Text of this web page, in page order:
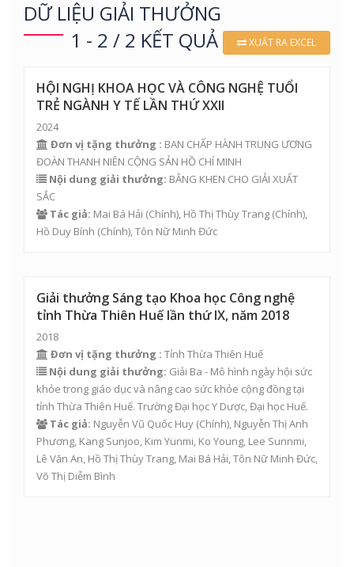
DỮ LIỆU GIẢI THƯỞNG
1 - 2 / 2 KẾT QUẢ
XUẤT RA EXCEL
HỘI NGHỊ KHOA HỌC VÀ CÔNG NGHỆ TUỔI
TRẺ NGÀNH Y TẾ LẦN THỨ XXII
2024
Đơn vị tặng thưởng : BAN CHẤP HÀNH TRUNG ƯƠNG
ĐOÀN THANH NIÊN CỘNG SẢN HỒ CHÍ MINH
Nội dung giải thưởng: BẰNG KHEN CHO GIẢI XUẤT
SẮC
Tác giả: Mai Bá Hải (Chính), Hồ Thị Thùy Trang (Chính),
Hồ Duy Bính (Chính),Tôn Nữ Minh Đức
Giải thưởng Sáng tạo Khoa học Công nghệ
tỉnh Thừa Thiên Huế lần thứ IX, năm 2018
2018
Đơn vị tặng thưởng : Tỉnh Thừa Thiên Huế
Nội dung giải thưởng: Giải Ba - Mô hình ngày hội sức
khỏe trong giáo dục và nâng cao sức khỏe cộng đồng tại
tỉnh Thừa Thiên Huế. Trường Đại học Y Dược, Đại học Huế.
Tác giả: Nguyễn Vũ Quốc Huy (Chính), Nguyễn Thị Anh
Phương, Kang Sunjoo, Kim Yunmi, Ko Young, Lee Sunnmi,
Lê Văn An, Hồ Thị Thùy Trang, Mai Bá Hải,Tôn Nữ Minh Đức,
Võ Thị Diễm Bình